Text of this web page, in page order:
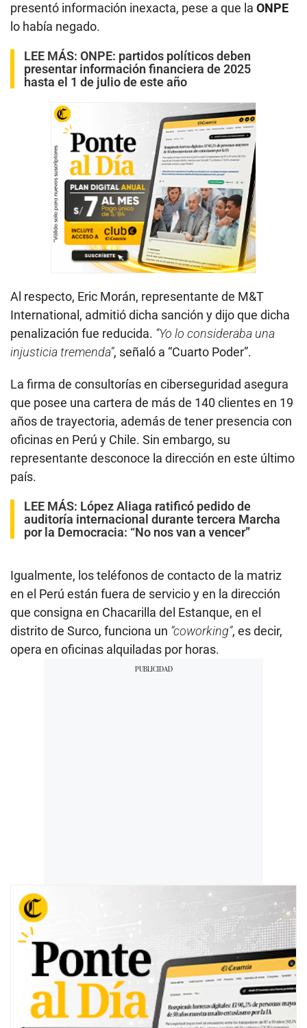
presentó información inexacta, pese a que la ONPE
lo había negado.
LEE MÁS: ONPE: partidos políticos deben
presentar información financiera de 2025
hasta el 1 de julio de este año
Al respecto, Eric Morán, representante de M&T
International, admitió dicha sanción y dijo que dicha
penalización fue reducida. “Yo lo consideraba una
injusticia tremenda”, señaló a “Cuarto Poder”.
La firma de consultorías en ciberseguridad asegura
que posee una cartera de más de 140 clientes en 19
años de trayectoria, además de tener presencia con
oficinas en Perú y Chile. Sin embargo, su
representante desconoce la dirección en este último
país.
LEE MÁS: López Aliaga ratificó pedido de
auditoría internacional durante tercera Marcha
por la Democracia: “No nos van a vencer”
Igualmente, los teléfonos de contacto de la matriz
en el Perú están fuera de servicio y en la dirección
que consigna en Chacarilla del Estanque, en el
distrito de Surco, funciona un “coworking”, es decir,
opera en oficinas alquiladas por horas.